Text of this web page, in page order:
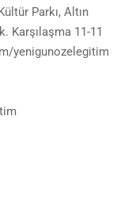
Parkı, Altın
Karşılaşma 11-11
yenigunozelegitim